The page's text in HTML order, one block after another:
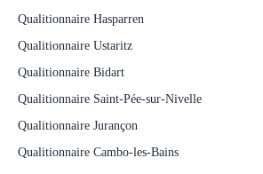
Qualitionnaire Hasparren
Qualitionnaire Ustaritz
Qualitionnaire Bidart
Qualitionnaire Saint-Pée-sur-Nivelle
Qualitionnaire Jurançon
Qualitionnaire Cambo-les-Bains